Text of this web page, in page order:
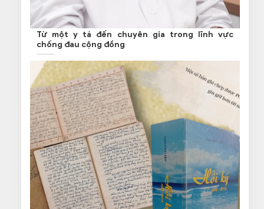
Từ một y tá đến chuyên gia trong lĩnh vực
chống đau cộng đồng